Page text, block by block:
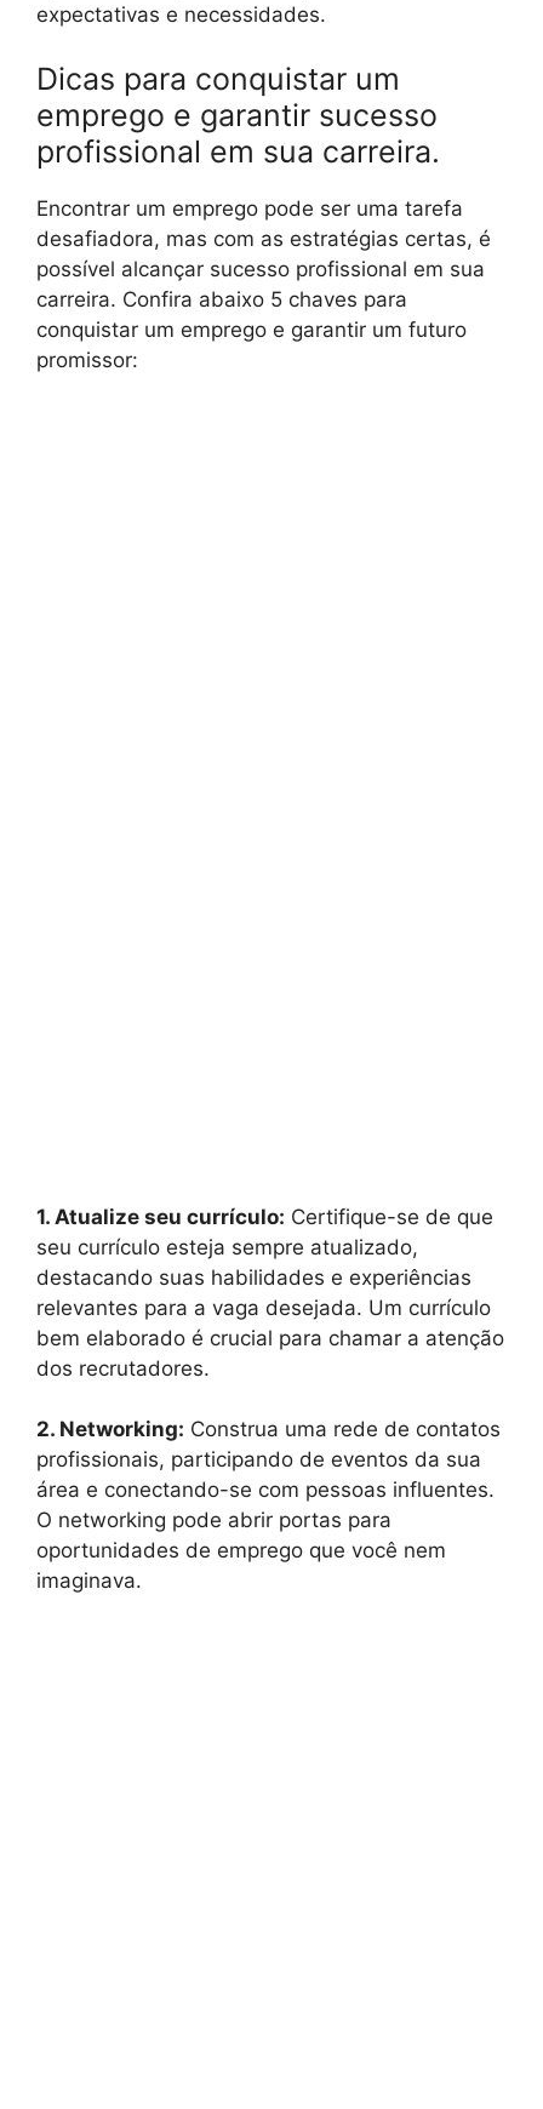
expectativas e necessidades.
Dicas para conquistar um
emprego e garantir sucesso
profissional em sua carreira.
Encontrar um emprego pode ser uma tarefa
desafiadora, mas com as estratégias certas, é
possível alcançar sucesso profissional em sua
carreira. Confira abaixo 5 chaves para
conquistar um emprego e garantir um futuro
promissor:
1. Atualize seu currículo: Certifique-se de que
seu currículo esteja sempre atualizado,
destacando suas habilidades e experiências
relevantes para a vaga desejada. Um currículo
bem elaborado é crucial para chamar a atenção
dos recrutadores.
2. Networking: Construa uma rede de contatos
profissionais, participando de eventos da sua
área e conectando-se com pessoas influentes.
O networking pode abrir portas para
oportunidades de emprego que você nem
imaginava.